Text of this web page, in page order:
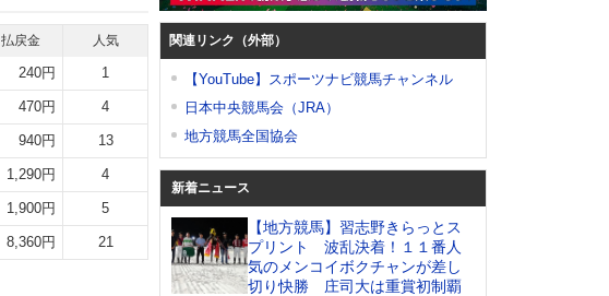
払戻金 人気
240円 1
470円 4
940円 13
1,290円 4
1,900円 5
8,360円 21
関連リンク（外部）
【YouTube】スポーツナビ競馬チャンネル
日本中央競馬会（JRA）
地方競馬全国協会
新着ニュース
【地方競馬】習志野きらっとス
プリント 波乱決着！１１番人
気のメンコイボクチャンが差し
切り快勝 庄司大は重賞初制覇